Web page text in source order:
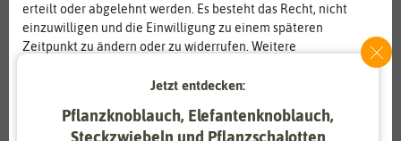
erteilt oder abgelehnt werden. Es besteht das Recht, nicht
einzuwilligen und die Einwilligung zu einem späteren
Zeitpunkt zu ändern oder zu widerrufen. Weitere
Informationen zur Verwendung personenbezogener Daten und
den Diensten erklären wir in unsererDaten­schutz­erklärung
Essenziell Statistik
Jetzt entdecken:
Pflanzknoblauch, Elefantenknoblauch,